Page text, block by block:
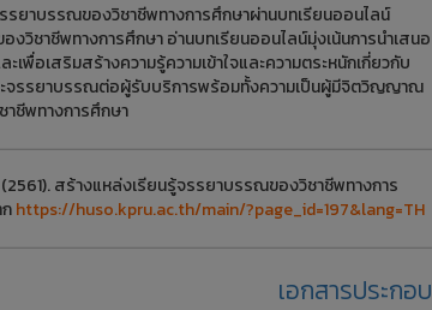
รยาบรรณของวิชาชีพทางการศึกษาผ่านบทเรียนออนไลน์
วิชาชีพทางการศึกษา อ่านบทเรียนออนไลน์มุ่งเน้นการนำเสนอ
อเสริมสร้างความรู้ความเข้าใจและความตระหนักเกี่ยวกับ
จรรยาบรรณต่อผู้รับบริการพร้อมทั้งความเป็นผู้มีจิตวิญญาณ
าชีพทางการศึกษา
สร้างแหล่งเรียนรู้จรรยาบรรณของวิชาชีพทางการ
https://huso.kpru.ac.th/main/?page_id=197&lang=TH
เอกสารประกอบ